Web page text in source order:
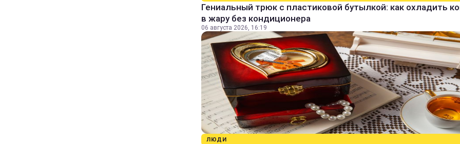
Гениальный трюк с пластиковой бутылкой: как охладить
в жару без кондиционера
06 августа 2026, 16:19
ЛЮДИ